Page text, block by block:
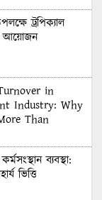
ট্রপিক্যাল
আয়োজন
in
Industry: Why
Than
ব্যবস্থা:
ভিত্তি